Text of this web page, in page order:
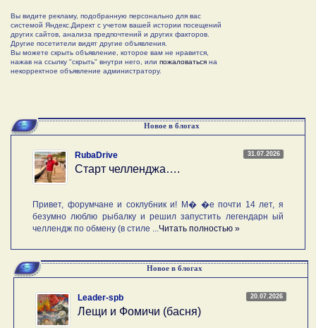
Вы видите рекламу, подобранную персонально для вас
системой Яндекс.Директ с учетом вашей истории посещений
других сайтов, анализа предпочтений и других факторов.
Другие посетители видят другие объявления.
Вы можете скрыть объявление, которое вам не нравится,
нажав на ссылку "скрыть" внутри него, или пожаловаться на
некорректное объявление администратору.
Новое в блогах
31.07.2026
RubaDrive
Старт челленджа….
Привет, форумчане и соклубник и! М� �е почти 14 лет, я
безумно люблю рыбалку и решил запустить легендарн ый
челлендж по обмену (в стиле ... Читать полностью »
Новое в блогах
20.07.2026
Leader-spb
Лещи и Фомичи (басня)